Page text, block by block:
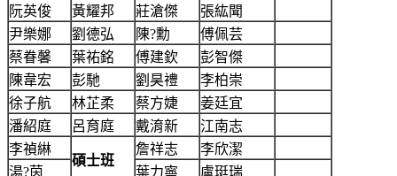
阮英俊 黃耀邦 莊滄傑
張紘聞
尹樂娜
劉德弘 陳?勳
傅佩芸
蔡眷馨
葉祐銘 傅建欽
彭智傑
陳韋宏
彭馳 劉昊禮
李柏崇
徐子航
林芷柔 蔡方婕
姜廷宜
潘紹庭
呂育庭 戴淯新
江南志
李禎綝
碩士班
詹祥志
李欣潔
湯?茵
葉力寧
盧珽瑞